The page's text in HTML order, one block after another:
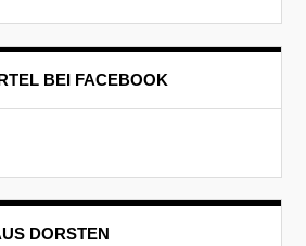
BEI FACEBOOK
DORSTEN